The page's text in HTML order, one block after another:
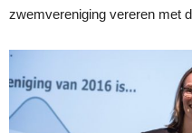
zwemvereniging vereren met